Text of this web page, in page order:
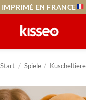
IMPRIMÉ EN FRANCE
Start / Spiele / Kuscheltiere